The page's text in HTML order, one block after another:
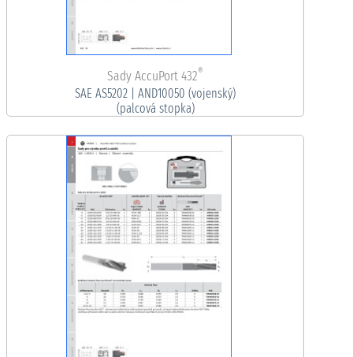
Sady AccuPort 432®
SAE AS5202 | AND10050 (vojenský)
(palcová stopka)